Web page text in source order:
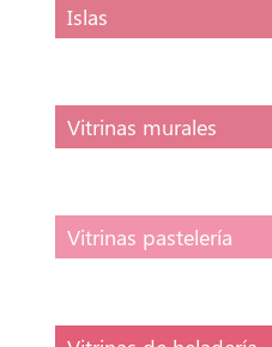
Islas
Vitrinas murales
Vitrinas pastelería